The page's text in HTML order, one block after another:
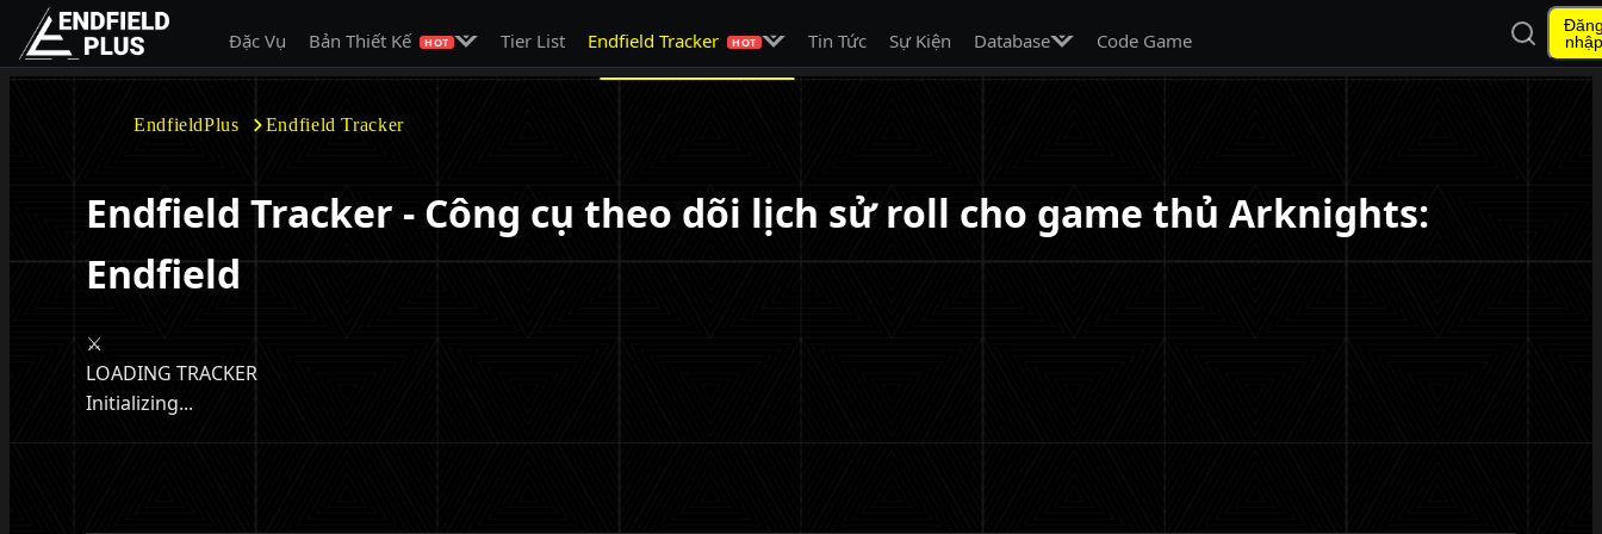
EndfieldPlus Đặc Vụ Bản Thiết Kế HOT Mở menu con
Tier List Endfield Tracker HOT Mở menu con
Tin Tức Sự Kiện DatabaseMở menu conCode Game
Mở tìm
nhập
EndfieldPlus Endfield Tracker
Endfield Tracker - Công cụ theo dõi lịch sử roll cho game thủ Arknights:
Endfield
⚔️
LOADING TRACKER
Initializing...